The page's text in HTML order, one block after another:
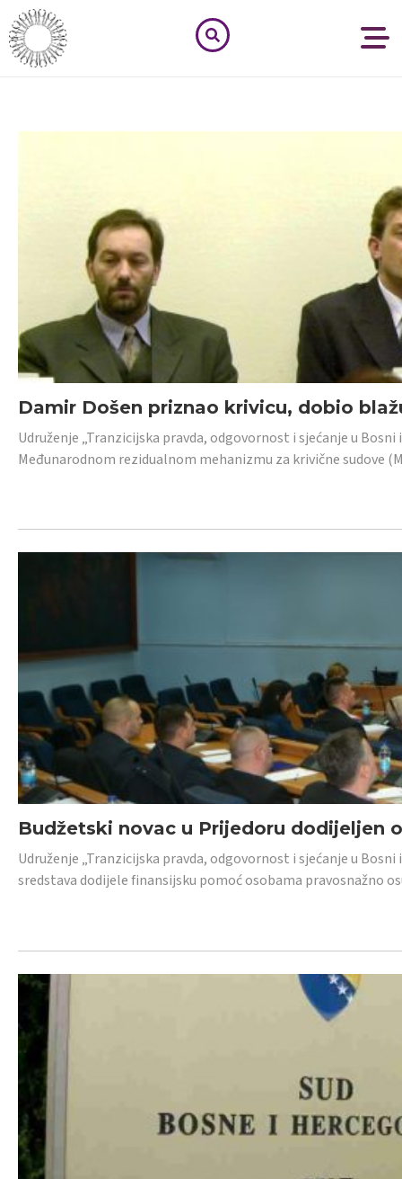
Damir Došen priznao krivicu, dobio
Udruženje „Tranzicijska pravda, odgovornost i sjećanje u
Međunarodnom rezidualnom mehanizmu za krivične sudove
Budžetski novac u Prijedoru dodijeljen
Udruženje „Tranzicijska pravda, odgovornost i sjećanje u
sredstava dodijele finansijsku pomoć osobama pravosnažno